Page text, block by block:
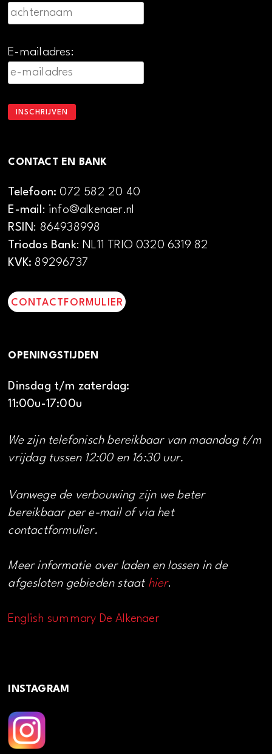
E-mailadres:
CONTACT EN BANK
Telefoon:072 582 20 40
E-mail: info@alkenaer.nl
RSIN: 864938998
Triodos Bank: NL11 TRIO 0320 6319 82
KVK: 89296737
CONTACTFORMULIER
OPENINGSTIJDEN
Dinsdag t/m zaterdag:
11:00u-17:00u
We zijn telefonisch bereikbaar van maandag t/m
vrijdag tussen 12:00 en 16:30 uur.
Vanwege de verbouwing zijn we beter
bereikbaar per e-mail of via het
contactformulier.
Meer informatie over laden en lossen in de
afgesloten gebieden staat hier.
English summary De Alkenaer
INSTAGRAM